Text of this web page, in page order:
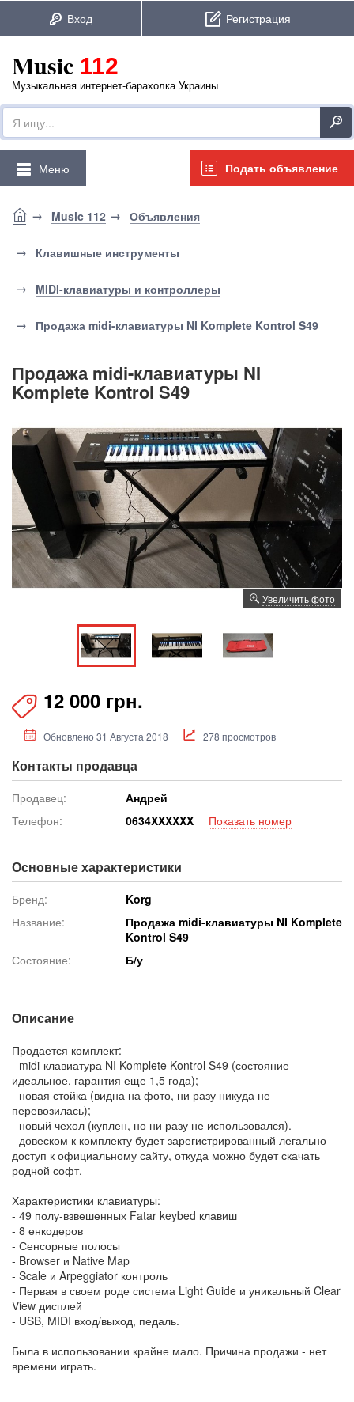
Music 112
Музыкальная интернет-барахолка Украины
Подать объявление
Меню
Music 112 Объявления
Клавишные инструменты
MIDI-клавиатуры и контроллеры
Продажа midi-клавиатуры NI Komplete Kontrol S49
Продажа midi-клавиатуры NI
Komplete Kontrol S49
Увеличить фото
12 000 грн.
Обновлено 31 Августа 2018 278 просмотров
Контакты продавца
Продавец:
Андрей
Телефон:
0634XXXXXX Показать номер
Основные характеристики
Бренд:
Korg
Название:
Продажа midi-клавиатуры NI Komplete
Kontrol S49
Состояние:
Б/у
Описание
Продается комплект:
- midi-клавиатура NI Komplete Kontrol S49 (состояние
идеальное, гарантия еще 1,5 года);
- новая стойка (видна на фото, ни разу никуда не
перевозилась);
- новый чехол (куплен, но ни разу не использовался).
- довеском к комплекту будет зарегистрированный легально
доступ к официальному сайту, откуда можно будет скачать
родной софт.
Характеристики клавиатуры:
- 49 полу-взвешенных Fatar keybed клавиш
- 8 енкодеров
- Сенсорные полосы
- Browser и Native Map
- Scale и Arpeggiator контроль
- Первая в своем роде система Light Guide и уникальный Clear
View дисплей
- USB, MIDI вход/выход, педаль.
Была в использовании крайне мало. Причина продажи - нет
времени играть.